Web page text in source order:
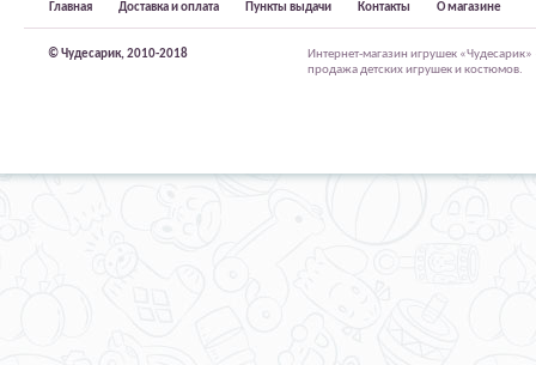
Главная Доставка и оплата Пункты выдачи Контакты О магазине
© Чудесарик, 2010-2018
Интернет-магазин игрушек
продажа детских игрушек и костюмов.